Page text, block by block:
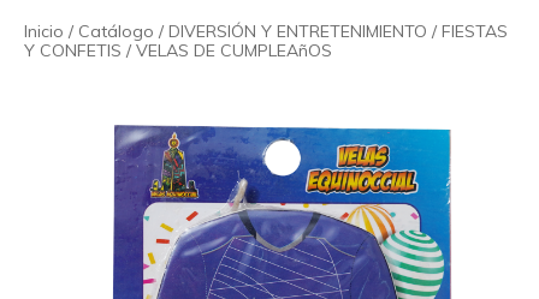
Inicio / Catálogo / DIVERSIÓN Y ENTRETENIMIENTO / FIESTAS
Y CONFETIS /VELAS DE CUMPLEAñOS